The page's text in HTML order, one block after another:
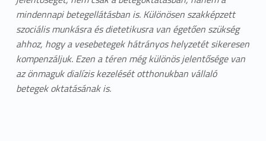
mindennapi betegellátásban is. Különösen szakképzett
szociális munkásra és dietetikusra van égetően szükség
ahhoz, hogy a vesebetegek hátrányos helyzetét sikeresen
kompenzáljuk. Ezen a téren még különös jelentősége van
az önmaguk dialízis kezelését otthonukban vállaló
betegek oktatásának is.